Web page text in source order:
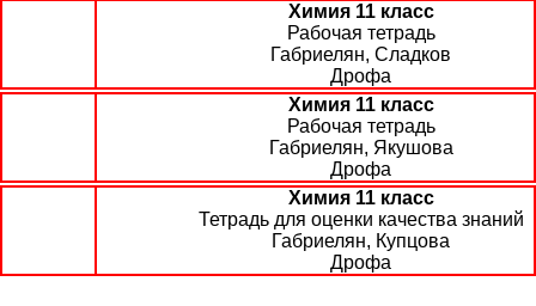
Химия 11 класс
Рабочая тетрадь
Габриелян, Сладков
Дрофа
Химия 11 класс
Рабочая тетрадь
Габриелян, Якушова
Дрофа
Химия 11 класс
Тетрадь для оценки качества знаний
Габриелян, Купцова
Дрофа